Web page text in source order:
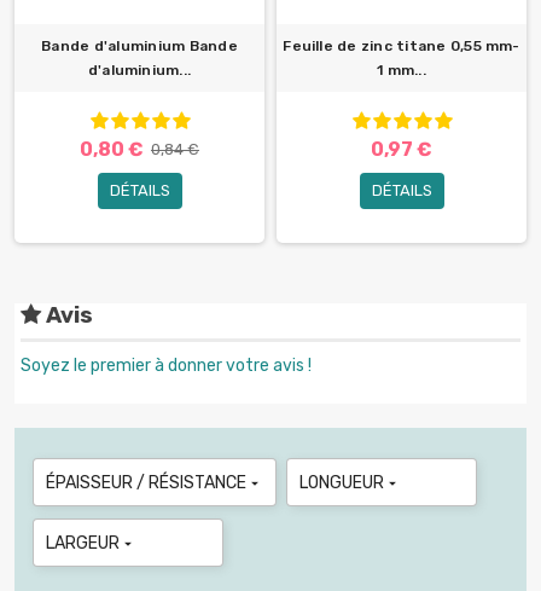
Bande d'aluminium Bande
d'aluminium...
0,80 € 0,84 €
DÉTAILS
Feuille de zinc titane 0,55 mm-
1 mm...
0,97 €
DÉTAILS
Avis
Soyez le premier à donner votre avis !
ÉPAISSEUR / RÉSISTANCE  LONGUEUR 
LARGEUR 